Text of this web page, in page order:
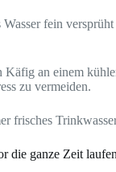
Wasser fein
Käfig an einem
zu vermeiden.
frisches
die ganze Zeit